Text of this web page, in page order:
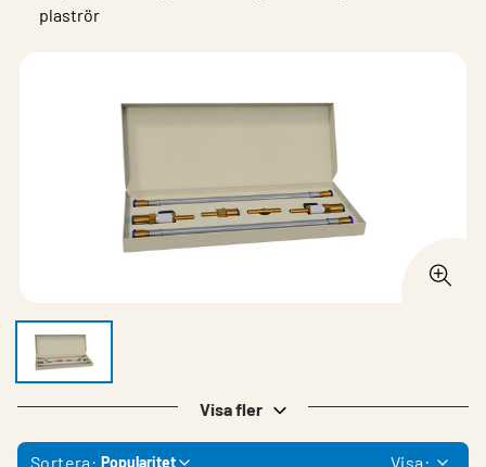
plaströr
Visa fler
Sortera: Popularitet Visa: